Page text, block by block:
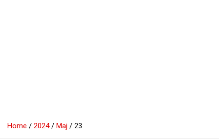
Home 2024 Maj 23